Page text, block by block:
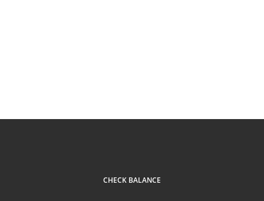
CHECK BALANCE